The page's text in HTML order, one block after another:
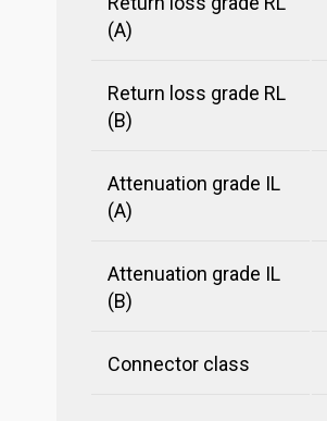
(A)
Return loss grade RL
(B)
Attenuation grade IL
(A)
Attenuation grade IL
(B)
Connector class